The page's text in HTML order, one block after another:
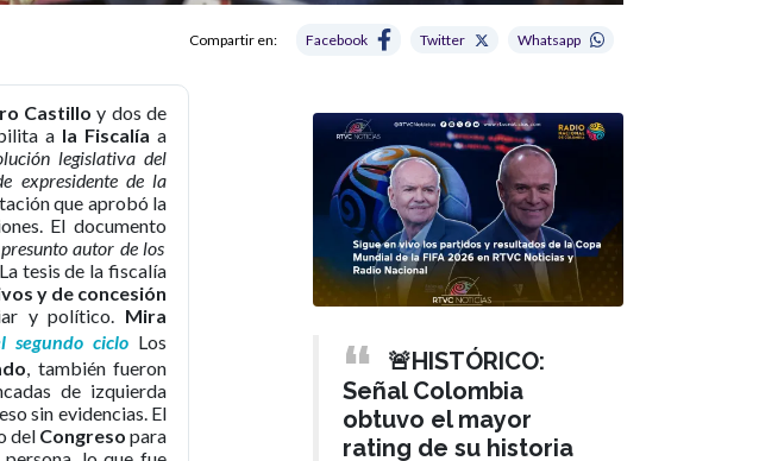
Compartir en: Facebook Twitter Whatsapp
Castillo y dos de
a la Fiscalía a
legislativa del
expresidente de la
que aprobó la
El documento
autor de los
tesis de la fiscalía
y de concesión
y político. Mira
segundo ciclo Los
, también fueron
de izquierda
sin evidencias. El
del Congreso para
🚨HISTÓRICO:
Señal Colombia
obtuvo el mayor
rating de su historia